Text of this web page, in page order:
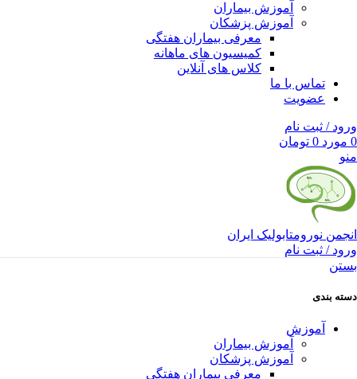
آموزش بیماران
آموزش پزشکان
معرفی بیماران هفتگی
کمیسیون های ماهانه
کلاس های آنلاین
تماس با ما
عضویت
ورود / ثبت نام
0 مورد 0 تومان
منو
انجمن نورومتابولیک ایران
ورود / ثبت نام
بستن
دسته بندی
آموزش
آموزش بیماران
آموزش پزشکان
معرفی بیماران هفتگی